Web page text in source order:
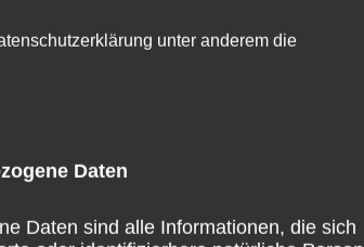
unter anderem die
Daten
Daten sind alle Informationen, die sich